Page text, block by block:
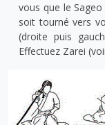
vous que le
soit tourné vers
(droite puis
Effectuez Zarei